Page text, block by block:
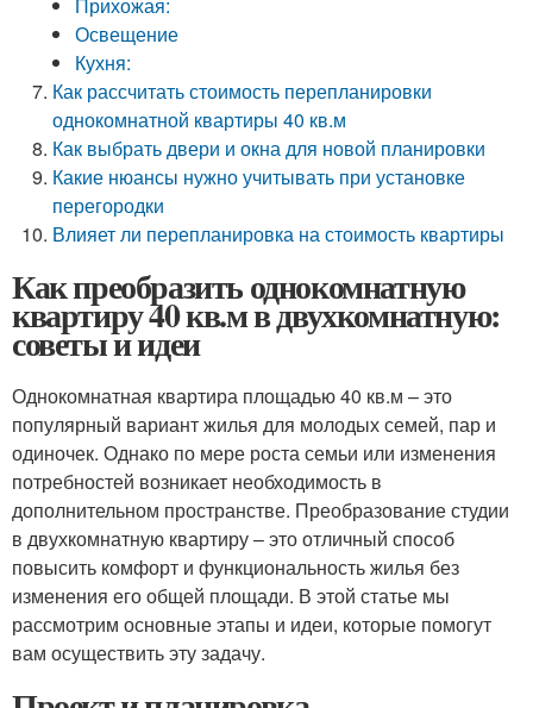
Освещение
Кухня:
Как рассчитать стоимость перепланировки
однокомнатной квартиры 40 кв.м
Как выбрать двери и окна для новой планировки
Какие нюансы нужно учитывать при установке
перегородки
Влияет ли перепланировка на стоимость квартиры
Как преобразить однокомнатную
квартиру 40 кв.м в двухкомнатную:
советы и идеи
Однокомнатная квартира площадью 40 кв.м – это
популярный вариант жилья для молодых семей, пар и
одиночек. Однако по мере роста семьи или изменения
потребностей возникает необходимость в
дополнительном пространстве. Преобразование студии
в двухкомнатную квартиру – это отличный способ
повысить комфорт и функциональность жилья без
изменения его общей площади. В этой статье мы
рассмотрим основные этапы и идеи, которые помогут
вам осуществить эту задачу.